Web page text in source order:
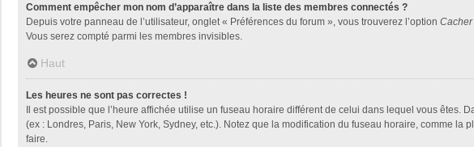
Comment empêcher mon nom d’apparaître dans la liste des membres connectés ?
Depuis votre panneau de l’utilisateur, onglet « Préférences du forum », vous trouverez l’option
Vous serez compté parmi les membres invisibles.
Haut
Les heures ne sont pas correctes !
Il est possible que l’heure affichée utilise un fuseau horaire différent de celui dans lequel vous êtes.
(ex : Londres, Paris, New York, Sydney, etc.). Notez que la modification du fuseau horaire, comme la
faire.